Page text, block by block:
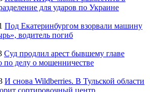
для ударов по Украине
Под Екатеринбургом взорвали машину
водитель погиб
Суд продлил арест бывшему главе
по делу о мошенничестве
И снова Wildberries. В Тульской области
сортировочный центр